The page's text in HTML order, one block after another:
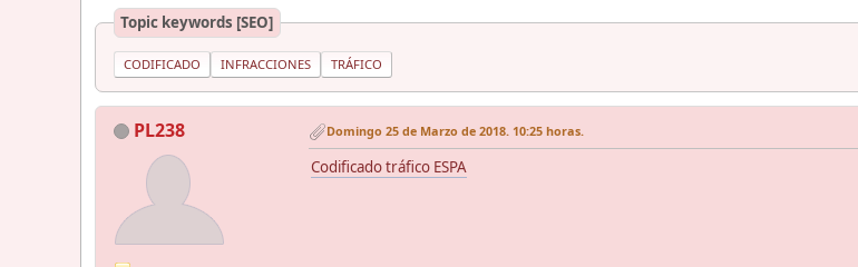
Topic keywords [SEO]
CODIFICADO INFRACCIONES TRÁFICO
PL238 Domingo 25 de Marzo de 2018. 10:25 horas.
Codificado tráfico ESPA